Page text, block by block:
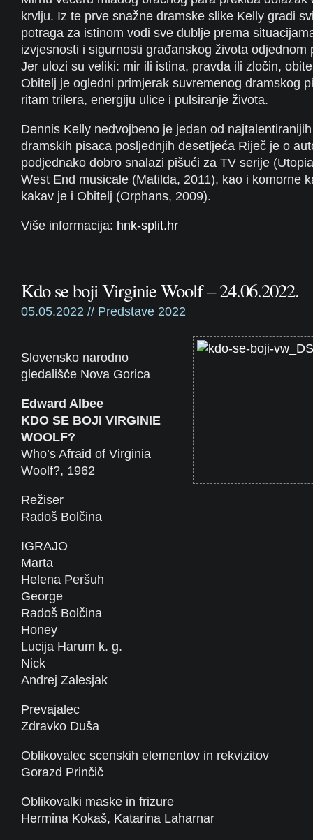
krvlju. Iz te prve snažne dramske slike Kelly gradi
potraga za istinom vodi sve dublje prema
izvjesnosti i sigurnosti građanskog života odjednom
Jer ulozi su veliki: mir ili istina, pravda ili zločin,
Obitelj je ogledni primjerak suvremenog dramskog
ritam trilera, energiju ulice i pulsiranje života.
Dennis Kelly nedvojbeno je jedan od
dramskih pisaca posljednjih desetljeća Riječ je o
podjednako dobro snalazi pišući za TV serije
West End musicale (Matilda, 2011), kao i komorne
kakav je i Obitelj (Orphans, 2009).
Više informacija: hnk-split.hr
Kdo se boji Virginie Woolf – 24.06.2022.
05.05.2022 // Predstave 2022
Slovensko narodno
gledališče Nova Gorica
Edward Albee
KDO SE BOJI VIRGINIE
WOOLF?
Who’s Afraid of Virginia
Woolf?, 1962
Režiser
Radoš Bolčina
IGRAJO
Marta
Helena Peršuh
George
Radoš Bolčina
Honey
Lucija Harum k. g.
Nick
Andrej Zalesjak
Prevajalec
Zdravko Duša
Oblikovalec scenskih elementov in rekvizitov
Gorazd Prinčič
Oblikovalki maske in frizure
Hermina Kokaš, Katarina Laharnar